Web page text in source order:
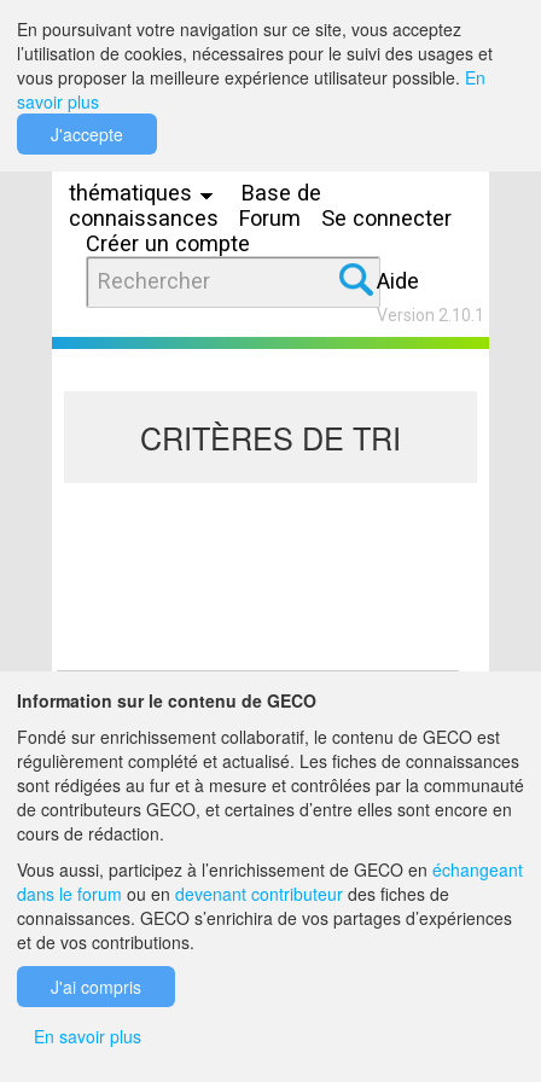
thématiques
Base de
connaissances
Forum
Se connecter
Créer un compte
Aide
Version 2.10.1
CRITÈRES DE TRI
Aucun résultat
A PROPOS DE GECO AIDE
F.A.Q. NOUS CONTACTER
En poursuivant votre navigation sur ce site, vous acceptez
l’utilisation de cookies, nécessaires pour le suivi des usages et
vous proposer la meilleure expérience utilisateur possible. En
savoir plus
J'accepte
Information sur le contenu de GECO
Fondé sur enrichissement collaboratif, le contenu de GECO est
régulièrement complété et actualisé. Les fiches de connaissances
sont rédigées au fur et à mesure et contrôlées par la communauté
de contributeurs GECO, et certaines d’entre elles sont encore en
cours de rédaction.
Vous aussi, participez à l’enrichissement de GECO en échangeant
dans le forum ou en devenant contributeur des fiches de
connaissances. GECO s’enrichira de vos partages d’expériences
et de vos contributions.
J'ai compris
En savoir plus